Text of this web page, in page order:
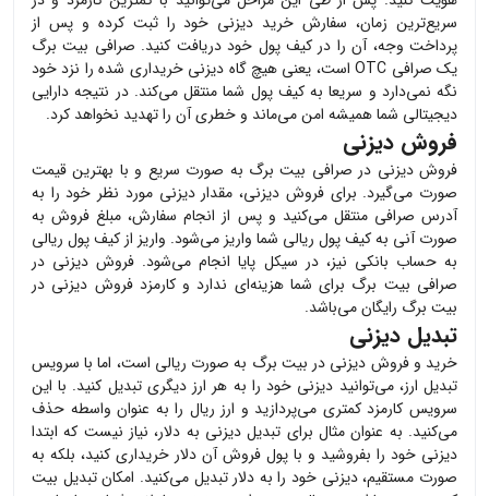
سریع‌ترین زمان، سفارش خرید دیزنی خود را ثبت کرده و پس از
پرداخت وجه، آن را در کیف پول خود دریافت کنید. صرافی بیت برگ
یک صرافی OTC است، یعنی هیچ گاه
دیزنی خریداری شده را نزد خود
نگه نمی‌دارد و سریعا به کیف پول شما منتقل می‌کند. در نتیجه دارایی
دیجیتالی شما همیشه امن می‌ماند و خطری آن را تهدید نخواهد کرد.
فروش دیزنی
فروشدیزنی در صرافی بیت برگ به صورت سریع و با بهترین قیمت
صورت می‌گیرد. برای فروش دیزنی، مقداردیزنی مورد نظر خود را به
آدرس صرافی منتقل می‌کنید و پس از انجام سفارش، مبلغ فروش به
صورت آنی به کیف پول ریالی شما واریز می‌شود. واریز از کیف پول ریالی
به حساب بانکی نیز، در سیکل پایا انجام می‌شود. فروش دیزنی در
صرافی بیت برگ برای شما هزینه‌ای ندارد و کارمزد فروش دیزنی در
بیت برگ رایگان می‌باشد.
تبدیل دیزنی
خرید و فروش دیزنی در بیت برگ به صورت ریالی است، اما با سرویس
تبدیل ارز، می‌توانید دیزنی خود را به هر ارز دیگری تبدیل کنید. با این
سرویس کارمزد کمتری می‌پردازید و ارز ریال را به عنوان واسطه حذف
می‌کنید. به عنوان مثال برای تبدیل دیزنی به دلار، نیاز نیست که ابتدا
دیزنی خود را بفروشید و با پول فروش آن دلار خریداری کنید، بلکه به
صورت مستقیم،دیزنی خود را به دلار تبدیل می‌کنید. امکان تبدیل بیت